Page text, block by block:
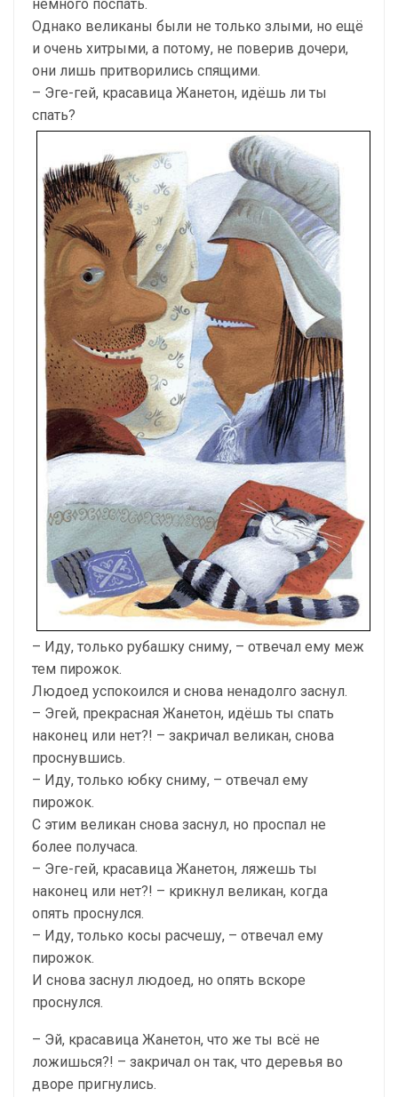
немного поспать.
Однако великаны были не только злыми, но ещё
и очень хитрыми, а потому, не поверив дочери,
они лишь притворились спящими.
– Эге-гей, красавица Жанетон, идёшь ли ты
спать?
– Иду, только рубашку сниму, – отвечал ему меж
тем пирожок.
Людоед успокоился и снова ненадолго заснул.
– Эгей, прекрасная Жанетон, идёшь ты спать
наконец или нет?! – закричал великан, снова
проснувшись.
– Иду, только юбку сниму, – отвечал ему
пирожок.
С этим великан снова заснул, но проспал не
более получаса.
– Эге-гей, красавица Жанетон, ляжешь ты
наконец или нет?! – крикнул великан, когда
опять проснулся.
– Иду, только косы расчешу, – отвечал ему
пирожок.
И снова заснул людоед, но опять вскоре
проснулся.
– Эй, красавица Жанетон, что же ты всё не
ложишься?! – закричал он так, что деревья во
дворе пригнулись.